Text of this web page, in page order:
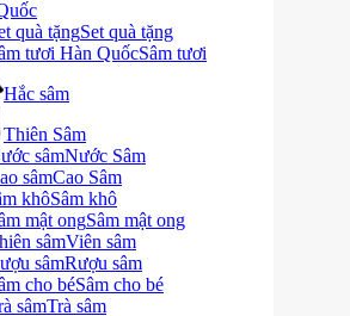
Set quà tặng
Sâm tươi
Hắc sâm
Thiên Sâm
Nước Sâm
Cao Sâm
Sâm khô
Sâm mật ong
Viên sâm
Rượu sâm
Sâm cho bé
Trà sâm